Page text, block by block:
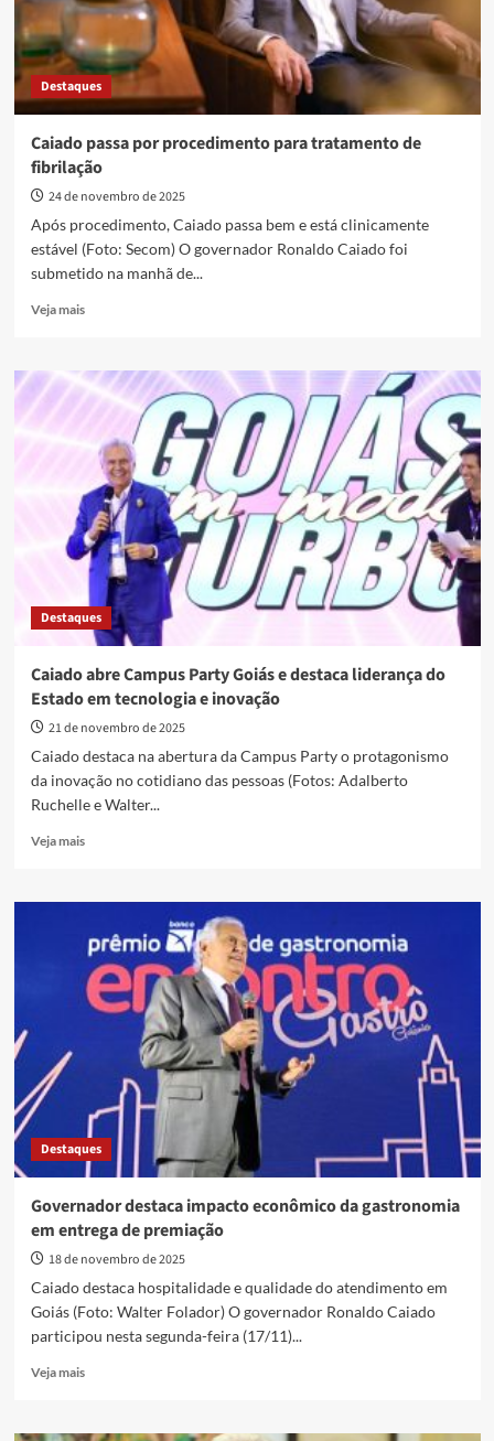
Destaques
Caiado passa por procedimento para tratamento de
fibrilação
24 de novembro de 2025
Após procedimento, Caiado passa bem e está clinicamente
estável (Foto: Secom) O governador Ronaldo Caiado foi
submetido na manhã de...
Veja maisRead
Caiado
passa
procedimento
para
tratamento
de
fibrilação
Destaques
Caiado abre Campus Party Goiás e destaca liderança do
Estado em tecnologia e inovação
21 de novembro de 2025
Caiado destaca na abertura da Campus Party o protagonismo
da inovação no cotidiano das pessoas (Fotos: Adalberto
Ruchelle e Walter...
Veja maisRead
Caiado
Campus
Party
Goiás
e
Estado
em
tecnologia
e
inovação
Destaques
Governador destaca impacto econômico da gastronomia
em entrega de premiação
18 de novembro de 2025
Caiado destaca hospitalidade e qualidade do atendimento em
Goiás (Foto: Walter Folador) O governador Ronaldo Caiado
participou nesta segunda-feira (17/11)...
Veja maisRead
Governador